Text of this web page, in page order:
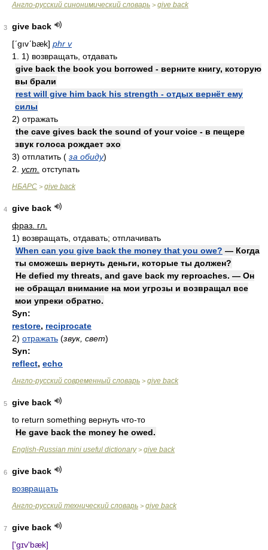
Англо-русский синонимический словарь > give back
3
give back
[ʹgıvʹbæk] phr v
1. 1) возвращать, отдавать
give back the book you borrowed - верните книгу, которую
вы брали
rest will give him back his strength - отдых вернёт ему
силы
2) отражать
the cave gives back the sound of your voice - в пещере
звук голоса рождает эхо
3) отплатить ( за обиду)
2. уст. отступать
НБАРС > give back
4
give back
фраз. гл.
1) возвращать, отдавать; отплачивать
When can you give back the money that you owe? — Когда
ты сможешь вернуть деньги, которые ты должен?
He defied my threats, and gave back my reproaches. — Он
не обращал внимание на мои угрозы и возвращал все
мои упреки обратно.
Syn:
restore, reciprocate
2) отражать (звук, свет)
Syn:
reflect, echo
Англо-русский современный словарь > give back
5
give back
to return something вернуть что-то
He gave back the money he owed.
English-Russian mini useful dictionary> give back
6
give back
возвращать
Англо-русский технический словарь > give back
7
give back
['gɪv'bæk]